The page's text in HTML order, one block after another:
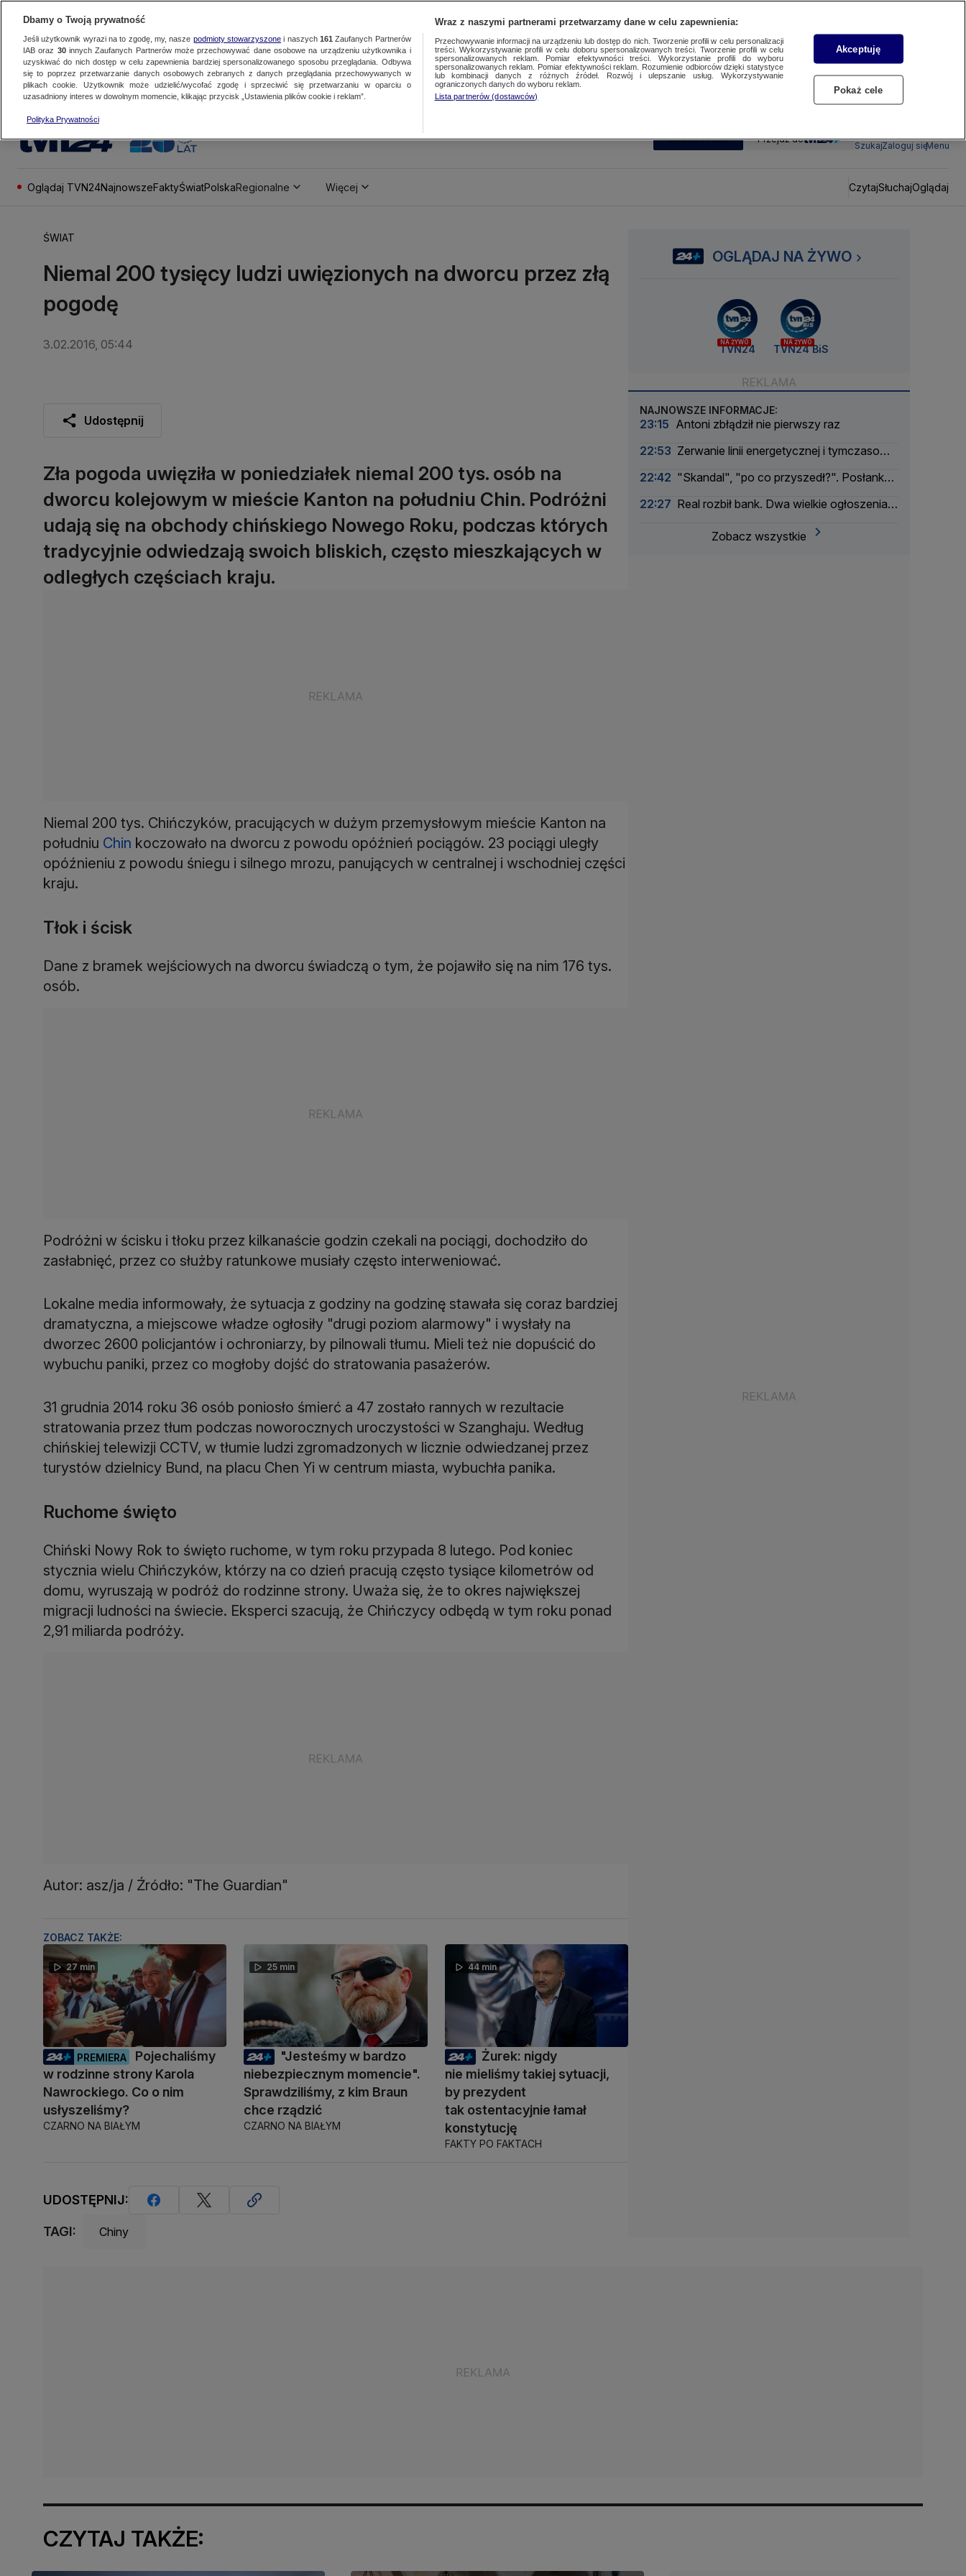
SUBSKRYBUJ Przejdź do
SzukajZaloguj sięMenu
Oglądaj TVN24NajnowszeFaktyŚwiatPolskaRegionalne Więcej CzytajSłuchajOglądaj
ŚWIAT
Niemal 200 tysięcy ludzi uwięzionych na dworcu przez złą
pogodę
3.02.2016, 05:44
Udostępnij
Zła pogoda uwięziła w poniedziałek niemal 200 tys. osób na
dworcu kolejowym w mieście Kanton na południu Chin. Podróżni
udają się na obchody chińskiego Nowego Roku, podczas których
tradycyjnie odwiedzają swoich bliskich, często mieszkających w
odległych częściach kraju.
Niemal 200 tys. Chińczyków, pracujących w dużym przemysłowym mieście Kanton na
południu Chin koczowało na dworcu z powodu opóźnień pociągów. 23 pociągi uległy
opóźnieniu z powodu śniegu i silnego mrozu, panujących w centralnej i wschodniej części
kraju.
Tłok i ścisk
Dane z bramek wejściowych na dworcu świadczą o tym, że pojawiło się na nim 176 tys.
osób.
Podróżni w ścisku i tłoku przez kilkanaście godzin czekali na pociągi, dochodziło do
zasłabnięć, przez co służby ratunkowe musiały często interweniować.
Lokalne media informowały, że sytuacja z godziny na godzinę stawała się coraz bardziej
dramatyczna, a miejscowe władze ogłosiły "drugi poziom alarmowy" i wysłały na
dworzec 2600 policjantów i ochroniarzy, by pilnowali tłumu. Mieli też nie dopuścić do
wybuchu paniki, przez co mogłoby dojść do stratowania pasażerów.
31 grudnia 2014 roku 36 osób poniosło śmierć a 47 zostało rannych w rezultacie
stratowania przez tłum podczas noworocznych uroczystości w Szanghaju. Według
chińskiej telewizji CCTV, w tłumie ludzi zgromadzonych w licznie odwiedzanej przez
turystów dzielnicy Bund, na placu Chen Yi w centrum miasta, wybuchła panika.
Ruchome święto
Chiński Nowy Rok to święto ruchome, w tym roku przypada 8 lutego. Pod koniec
stycznia wielu Chińczyków, którzy na co dzień pracują często tysiące kilometrów od
domu, wyruszają w podróż do rodzinne strony. Uważa się, że to okres największej
migracji ludności na świecie. Eksperci szacują, że Chińczycy odbędą w tym roku ponad
2,91 miliarda podróży.
Autor: asz/ja / Źródło: "The Guardian"
ZOBACZ TAKŻE:
27 min
PREMIERA
Pojechaliśmy
w rodzinne strony Karola
Nawrockiego. Co o nim
usłyszeliśmy?
CZARNO NA BIAŁYM
25 min
"Jesteśmy w bardzo
niebezpiecznym momencie".
Sprawdziliśmy, z kim Braun
chce rządzić
CZARNO NA BIAŁYM
44 min
Żurek: nigdy
nie mieliśmy takiej sytuacji,
by prezydent
tak ostentacyjnie łamał
konstytucję
FAKTY PO FAKTACH
UDOSTĘPNIJ:
TAGI: Chiny
OGLĄDAJ NA ŻYWO
NA ŻYWO
TVN24
NA ŻYWO
TVN24 BiS
NAJNOWSZE INFORMACJE:
23:15 Antoni zbłądził nie pierwszy raz
22:53 Zerwanie linii energetycznej i tymczasowa
Wojskowa
22:42 "Skandal", "po co przyszedł?". Posłanka
22:27 Real rozbił bank. Dwa wielkie ogłoszenia
Zobacz wszystkie
CZYTAJ TAKŻE:
Dbamy o Twoją prywatność
Jeśli użytkownik wyrazi na to zgodę, my, nasze podmioty stowarzyszonei naszych 161 Zaufanych Partnerów
IAB oraz 30innych Zaufanych Partnerów może przechowywać dane osobowe na urządzeniu użytkownika i
uzyskiwać do nich dostęp w celu zapewnienia bardziej spersonalizowanego sposobu przeglądania. Odbywa
się to poprzez przetwarzanie danych osobowych zebranych z danych przeglądania przechowywanych w
plikach cookie. Użytkownik może udzielić/wycofać zgodę i sprzeciwić się przetwarzaniu w oparciu o
uzasadniony interes w dowolnym momencie, klikając przycisk „Ustawienia plików cookie i reklam”.
Polityka Prywatności
Wraz z naszymi partnerami przetwarzamy dane w celu zapewnienia:
Przechowywanie informacji na urządzeniu lub dostęp do nich. Tworzenie profili w celu personalizacji
treści. Wykorzystywanie profili w celu doboru spersonalizowanych treści. Tworzenie profili w celu
spersonalizowanych reklam. Pomiar efektywności treści. Wykorzystanie profili do wyboru
spersonalizowanych reklam. Pomiar efektywności reklam. Rozumienie odbiorców dzięki statystyce
lub kombinacji danych z różnych źródeł. Rozwój i ulepszanie usług. Wykorzystywanie
ograniczonych danych do wyboru reklam.
Lista partnerów (dostawców)
Akceptuję
Pokaż cele